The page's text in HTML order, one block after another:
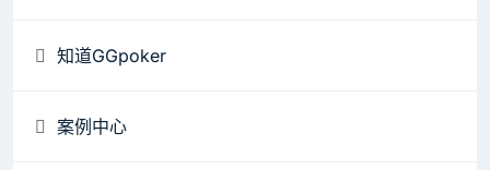
知道GGpoker
案例中心